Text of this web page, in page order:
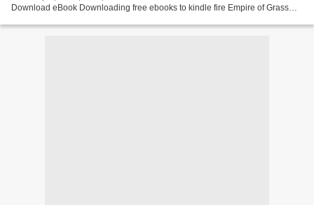
Download eBook Downloading free ebooks to kindle fire Empire of Grass